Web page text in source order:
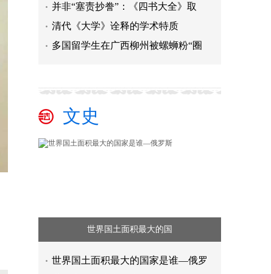
并非“塞责抄誊”：《四书大全》取
清代《大学》诠释的学术特质
多国留学生在广西柳州被螺蛳粉“圈
文史
世界国土面积最大的国
世界国土面积最大的国家是谁—俄罗